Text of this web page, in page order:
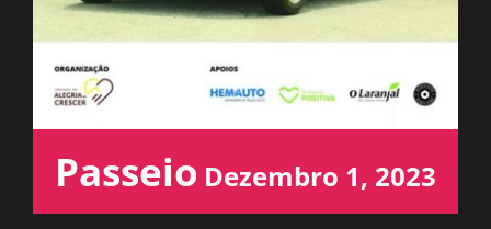
Passeio Dezembro 1, 2023